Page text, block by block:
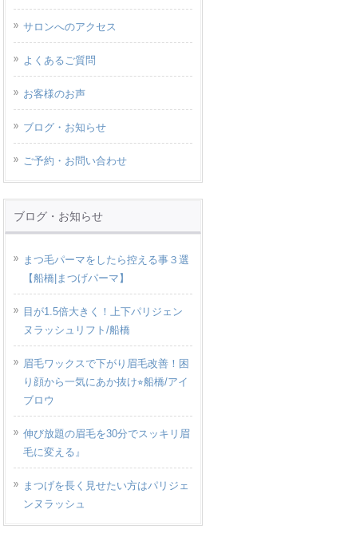
サロンへのアクセス
よくあるご質問
お客様のお声
ブログ・お知らせ
ご予約・お問い合わせ
ブログ・お知らせ
まつ毛パーマをしたら控える事３選
【船橋|まつげパーマ】
目が1.5倍大きく！上下パリジェン
ヌラッシュリフト/船橋
眉毛ワックスで下がり眉毛改善！困
り顔から一気にあか抜け⭐︎船橋/アイ
ブロウ
伸び放題の眉毛を30分でスッキリ眉
毛に変える』
まつげを長く見せたい方はパリジェ
ンヌラッシュ